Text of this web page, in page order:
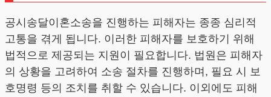
공시송달이혼소송을 진행하는 피해자는 종종 심리적
고통을 겪게 됩니다. 이러한 피해자를 보호하기 위해
법적으로 제공되는 지원이 필요합니다. 법원은 피해자
의 상황을 고려하여 소송 절차를 진행하며, 필요 시 보
호명령 등의 조치를 취할 수 있습니다. 이외에도 피해